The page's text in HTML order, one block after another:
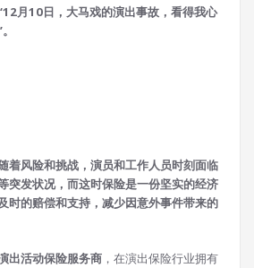
月10日，大马戏的演出事故，看得我心
着风险和挑战，演员和工作人员时刻面临
突发状况，而这时保险是一份坚实的经济
时的赔偿和支持，减少因意外事件带来的
出活动保险服务商 ，在演出保险行业拥有